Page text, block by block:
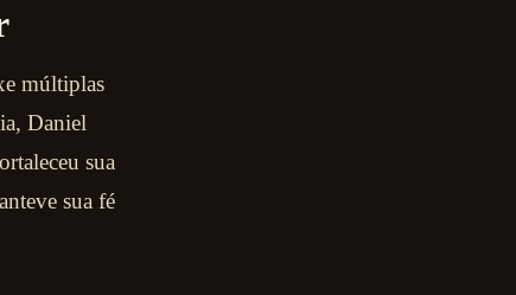
múltiplas
Daniel
sua
sua fé